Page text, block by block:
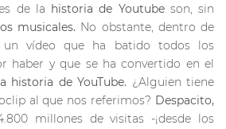
de la historia de Youtube son, sin
musicales. No obstante, dentro de
un vídeo que ha batido todos los
haber y que se ha convertido en el
historia de YouTube. ¿Alguien tiene
al que nos referimos? Despacito,
millones de visitas -¡desde los